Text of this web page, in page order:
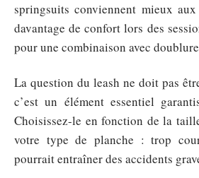
springsuits conviennent mieux
davantage de confort lors des
pour une combinaison avec
La question du leash ne doit pas
c’est un élément essentiel
Choisissez-le en fonction de la
votre type de planche : trop
pourrait entraîner des accidents